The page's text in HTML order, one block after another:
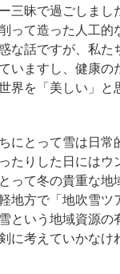
三昧で過ごしまし
って造った人工的
な話ですが、私た
いますし、健康の
界を「美しい」と
にとって雪は日常
たりした日にはウ
って冬の貴重な地
地方で「地吹雪ツ
という地域資源の
に考えていかなけ